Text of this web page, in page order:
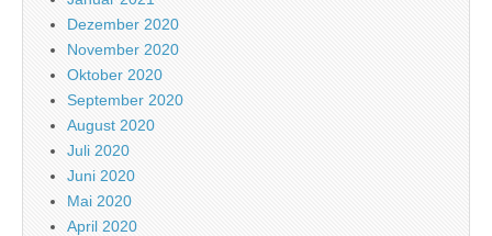
Dezember 2020
November 2020
Oktober 2020
September 2020
August 2020
Juli 2020
Juni 2020
Mai 2020
April 2020